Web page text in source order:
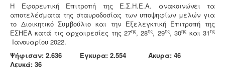
Η Εφορευτική Επιτροπή της Ε.Σ.Η.Ε.Α. ανακοινώνει τα
αποτελέσματα της σταυροδοσίας των υποψηφίων μελών για
το Διοικητικό Συμβούλιο και την Εξελεγκτική Επιτροπή της
ΕΣΗΕΑ κατά τις αρχαιρεσίες της 27ης, 28ης, 29ης, 30ης και 31ης
Ιανουαρίου 2022.
Ψήφισαν: 2.636 Έγκυρα: 2.554 Άκυρα: 46
Λευκά: 36